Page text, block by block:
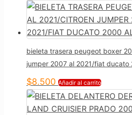
bieleta trasera peugeot boxer
jumper 2007 al 2021/fiat ducato
$8.500 Añadir al carrito